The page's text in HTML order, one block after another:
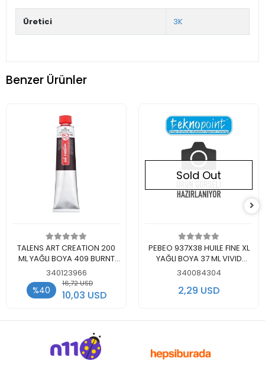
Üretici 3K
Benzer Ürünler
Add to cart
TALENS ART CREATION 200
ML YAĞLI BOYA 409 BURNT
UMBER- RT9016409M
340123966
%40
16,72 USD
10,03 USD
Out of stock
Sold Out
PEBEO 937X38 HUILE FINE XL
YAĞLI BOYA 37 ML VIVID
TURQUOISE
340084304
2,29 USD